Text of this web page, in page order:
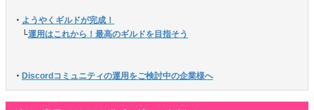
・ ようやくギルドが完成！
└運用はこれから！最高のギルドを目指そう
・ Discordコミュニティの運用をご検討中の企業様へ